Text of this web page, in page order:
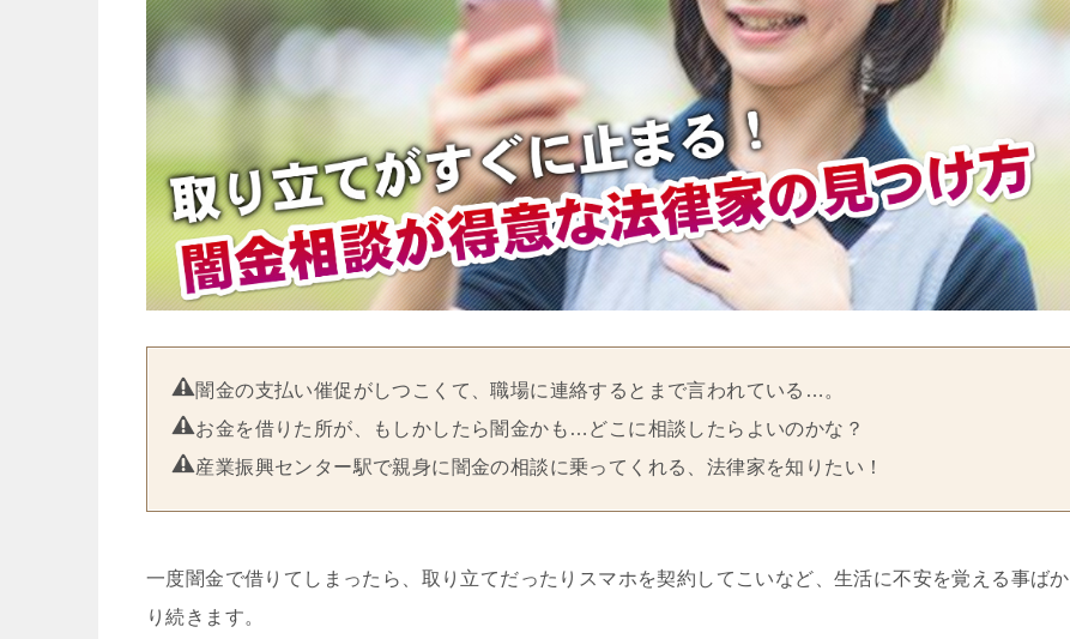
闇金の支払い催促がしつこくて、職場に連絡するとまで言われている…。
お金を借りた所が、もしかしたら闇金かも…どこに相談したらよいのかな？
産業振興センター駅で親身に闇金の相談に乗ってくれる、法律家を知りたい！
一度闇金で借りてしまったら、取り立てだったりスマホを契約してこいなど、生活に不安を覚える事ばか
り続きます。